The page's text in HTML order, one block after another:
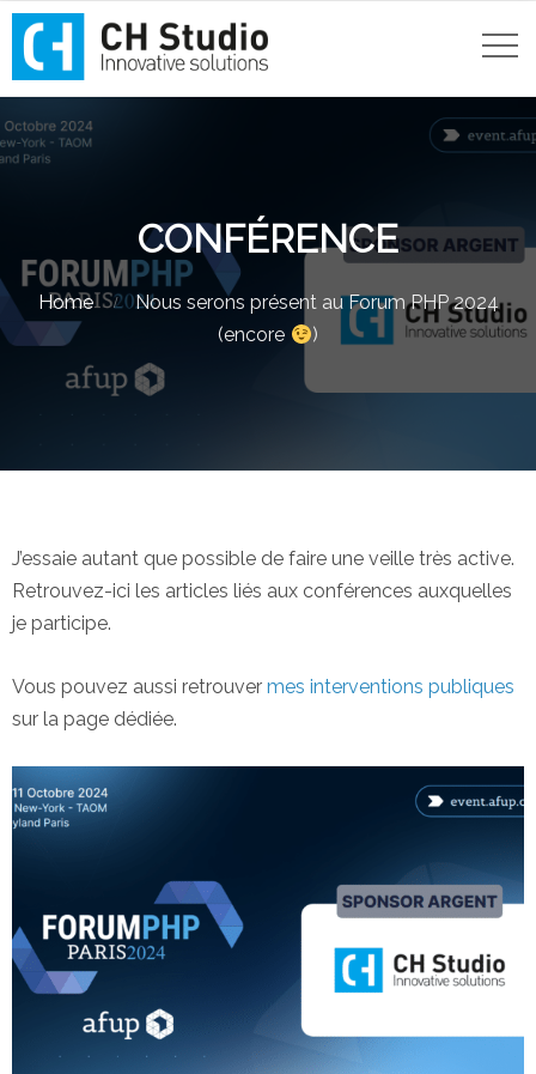
CONFÉRENCE
Home
Nous serons présent au Forum PHP 2024
(encore
)
J’essaie autant que possible de faire une veille très active.
Retrouvez-ici les articles liés aux conférences auxquelles
je participe.
Vous pouvez aussi retrouver mes interventions publiques
sur la page dédiée.